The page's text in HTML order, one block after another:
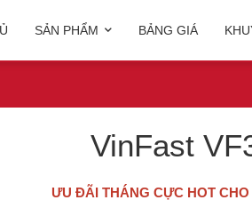
SẢN PHẨM BẢNG GIÁ
VinFast
ƯU ĐÃI THÁNG CỰC HOT CHO